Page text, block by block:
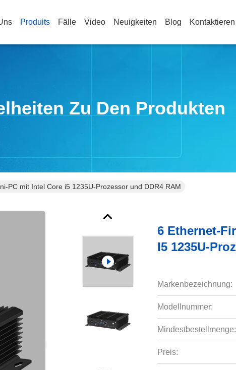
Produits Fälle Video Neuigkeiten Blog
Zu Den Produkten
PC mit Intel Core i5 1235U-Prozessor und DDR4 RAM
6 Ethernet-
I5 1235U-
Markenbezeichnung:
Modellnummer:
Mindestbestellmenge:
Preis: